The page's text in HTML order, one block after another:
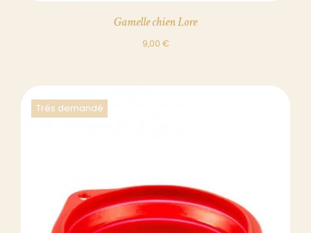
Gamelle chien Lore
9,00 €
Trés demandé